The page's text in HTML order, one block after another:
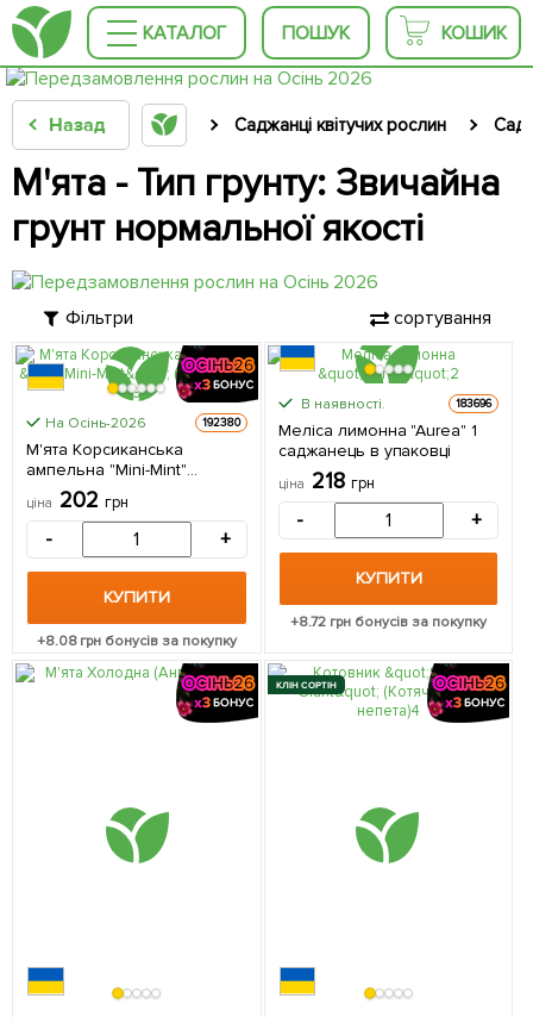
КАТАЛОГ ПОШУК КОШИК
Назад Саджанці квітучих рослин
М'ята - Тип грунту: Звичайна
грунт нормальної якості
Фільтри сортування
На Осінь-2026 192380
М'ята Корсиканська
ампельна "Mini-Mint"
(контейнер Р9) 1 саджанець
в упаковці
ціна 202 грн
- +
КУПИТИ
+8.08грн бонусів за покупку
В наявності. 183696
Меліса лимонна "Aurea" 1
саджанець в упаковці
ціна 218 грн
- +
КУПИТИ
+8.72 грн бонусів за покупку
КЛІН СОРТІН